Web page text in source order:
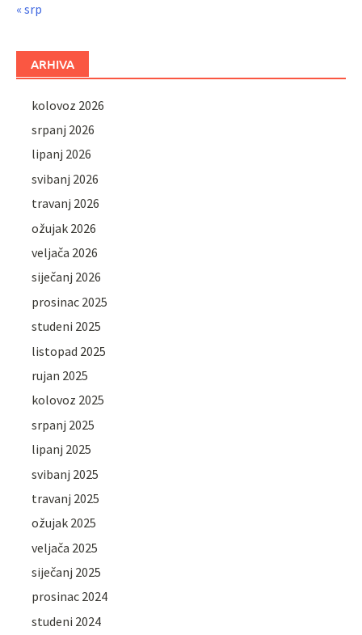
« srp
ARHIVA
kolovoz 2026
srpanj 2026
lipanj 2026
svibanj 2026
travanj 2026
ožujak 2026
veljača 2026
siječanj 2026
prosinac 2025
studeni 2025
listopad 2025
rujan 2025
kolovoz 2025
srpanj 2025
lipanj 2025
svibanj 2025
travanj 2025
ožujak 2025
veljača 2025
siječanj 2025
prosinac 2024
studeni 2024